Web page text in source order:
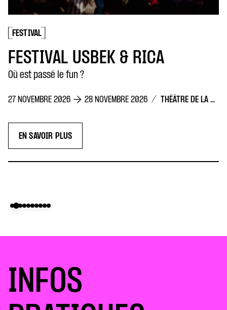
FESTIVAL
FESTIVAL USBEK & RICA
Où est passé le fun ?
27 NOVEMBRE 2026 28 NOVEMBRE 2026 / THÉÂTRE DE LA CONCORDE
EN SAVOIR PLUS
INFOS